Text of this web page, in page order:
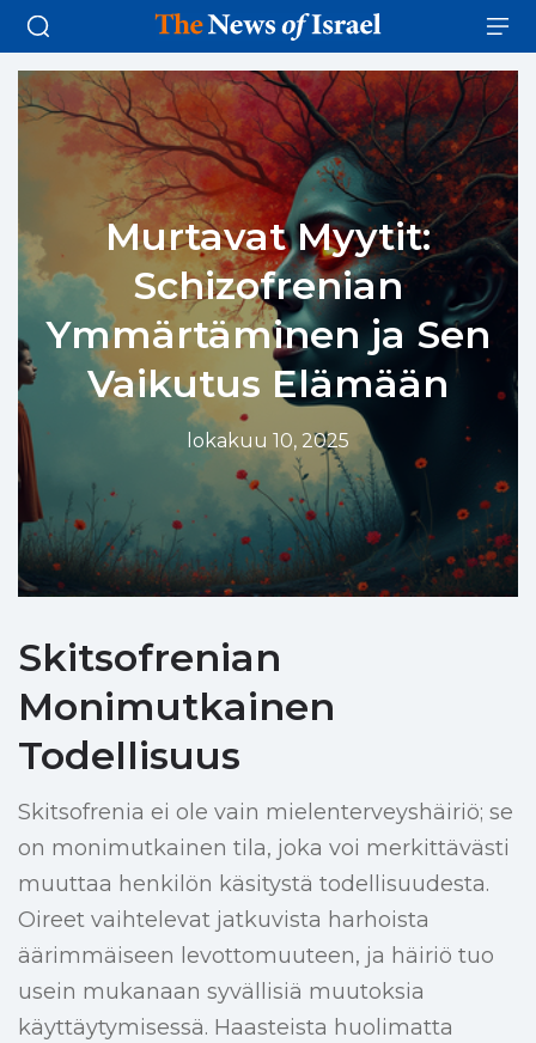
Murtavat Myytit:
Schizofrenian
Ymmärtäminen ja Sen
Vaikutus Elämään
lokakuu 10, 2025
Skitsofrenian
Monimutkainen
Todellisuus
Skitsofrenia ei ole vain mielenterveyshäiriö; se
on monimutkainen tila, joka voi merkittävästi
muuttaa henkilön käsitystä todellisuudesta.
Oireet vaihtelevat jatkuvista harhoista
äärimmäiseen levottomuuteen, ja häiriö tuo
usein mukanaan syvällisiä muutoksia
käyttäytymisessä. Haasteista huolimatta